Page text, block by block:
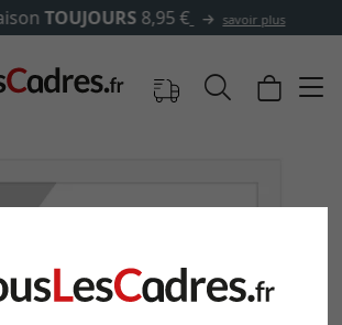
✓500 000 articles au choix